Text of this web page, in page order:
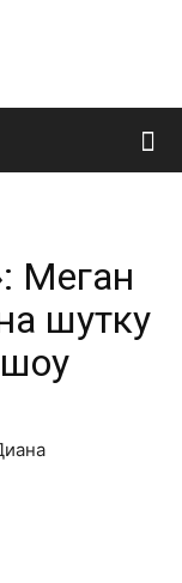
Меган
шутку